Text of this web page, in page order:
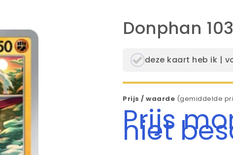
Donphan
deze kaart heb ik |
Prijs / waarde (gemiddelde
Prijs
niet